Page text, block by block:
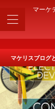
マーケ
マケリスブログ